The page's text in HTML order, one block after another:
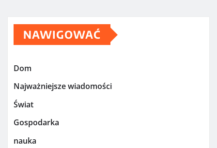
NAWIGOWAĆ
Dom
Najważniejsze wiadomości
Świat
Gospodarka
nauka